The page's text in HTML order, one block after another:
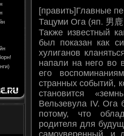
[править]Главные
Тацуми Ога (яп. 男
Также известный
был показан как
хулиганов
напали на него во
его
странных событий,
становится
Вельзевула IV. Ога
потому, что
родителя для
самоуверенный, и